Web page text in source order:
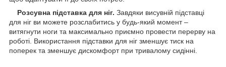
Розсувна підставка для ніг. Завдяки висувній підставці
для ніг ви можете розслабитись у будь-який момент –
витягнути ноги та максимально приємно провести перерву на
роботі. Використання підставки для ніг зменшує тиск на
поперек та зменшує дискомфорт при тривалому сидінні.